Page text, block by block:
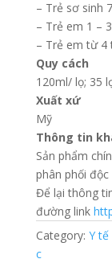
– Trẻ sơ sinh
– Trẻ em 1 –
– Trẻ em từ 4
Quy cách
120ml/ lọ; 35
Xuất xứ
Mỹ
Thông tin
Sản phẩm
phân phối
Để lại thông
đường link
Category: Y
c